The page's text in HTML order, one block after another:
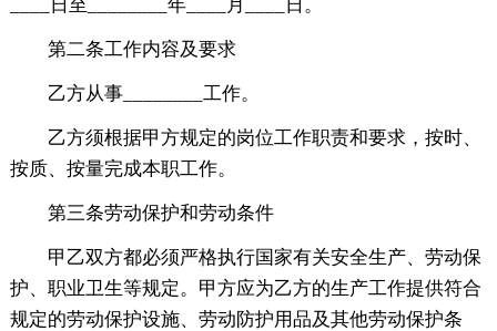
____日至________年____月____日。
第二条工作内容及要求
乙方从事________工作。
乙方须根据甲方规定的岗位工作职责和要求，按时、
按质、按量完成本职工作。
第三条劳动保护和劳动条件
甲乙双方都必须严格执行国家有关安全生产、劳动保
护、职业卫生等规定。甲方应为乙方的生产工作提供符合
规定的劳动保护设施、劳动防护用品及其他劳动保护条